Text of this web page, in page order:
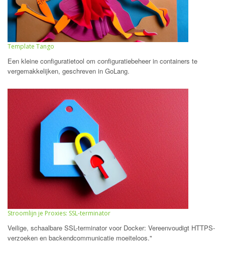
Template Tango
Een kleine configuratietool om configuratiebeheer in containers te
vergemakkelijken, geschreven in GoLang.
Stroomlijn je Proxies: SSL-terminator
Veilige, schaalbare SSL-terminator voor Docker: Vereenvoudigt HTTPS-
verzoeken en backendcommunicatie moeiteloos."